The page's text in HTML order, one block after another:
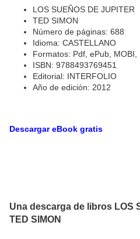
LOS SUEÑOS DE JUPITER
TED SIMON
Número de páginas: 688
Idioma: CASTELLANO
Formatos: Pdf, ePub, MOBI,
ISBN: 9788493769451
Editorial: INTERFOLIO
Año de edición: 2012
Descargar eBook gratis
Una descarga de libros LOS
TED SIMON